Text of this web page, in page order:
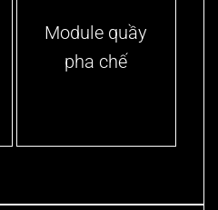
Module quầy
pha chế